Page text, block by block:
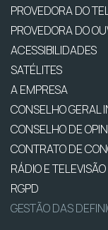
PROVEDORA DO
PROVEDORA DO
ACESSIBILIDADES
SATÉLITES
A EMPRESA
CONSELHO GERAL
CONSELHO DE
CONTRATO DE
RÁDIO E TELEVISÃO
RGPD
GESTÃO DAS